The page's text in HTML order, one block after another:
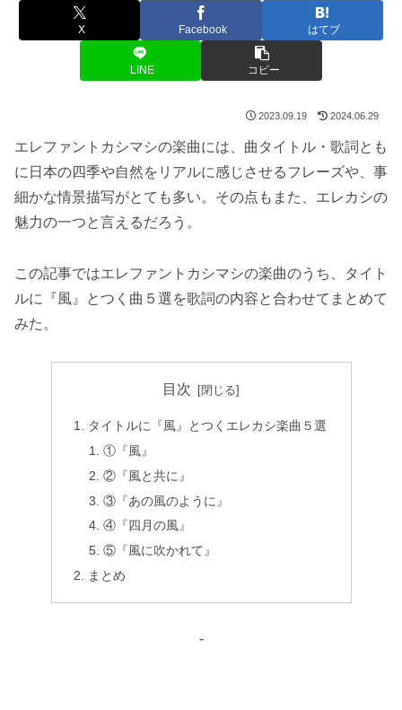
X Facebook はてブ
LINE コピー
2023.09.19 2024.06.29
エレファントカシマシの楽曲には、曲タイトル・歌詞とも
に日本の四季や自然をリアルに感じさせるフレーズや、事
細かな情景描写がとても多い。その点もまた、エレカシの
魅力の一つと言えるだろう。
この記事ではエレファントカシマシの楽曲のうち、タイト
ルに『風』とつく曲５選を歌詞の内容と合わせてまとめて
みた。
目次
タイトルに『風』とつくエレカシ楽曲５選
①『風』
②『風と共に』
③『あの風のように』
④『四月の風』
⑤『風に吹かれて』
まとめ
-